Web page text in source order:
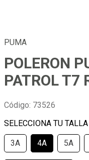
PUMA
POLERON
PATROL T7
Código: 73526
3A 4A 5A